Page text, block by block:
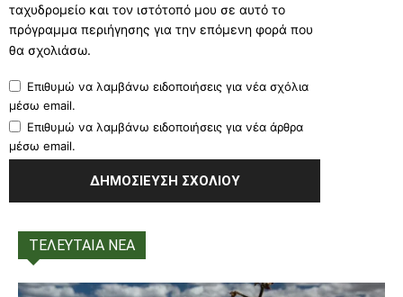
ταχυδρομείο και τον ιστότοπό μου σε αυτό το
πρόγραμμα περιήγησης για την επόμενη φορά που
θα σχολιάσω.
Επιθυμώ να λαμβάνω ειδοποιήσεις για νέα σχόλια
μέσω email.
Επιθυμώ να λαμβάνω ειδοποιήσεις για νέα άρθρα
μέσω email.
ΤΕΛΕΥΤΑΙΑ ΝΕΑ